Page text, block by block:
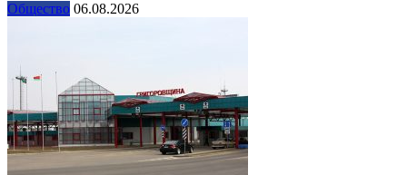
Общество 06.08.2026